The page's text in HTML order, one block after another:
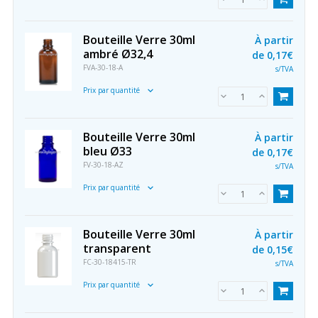
Bouteille Verre 30ml
ambré Ø32,4
FVA-30-18-A
Prix par quantité
À partir
de 0,17€
s/TVA
Bouteille Verre 30ml
bleu Ø33
FV-30-18-AZ
Prix par quantité
À partir
de 0,17€
s/TVA
Bouteille Verre 30ml
transparent
FC-30-18415-TR
Prix par quantité
À partir
de 0,15€
s/TVA